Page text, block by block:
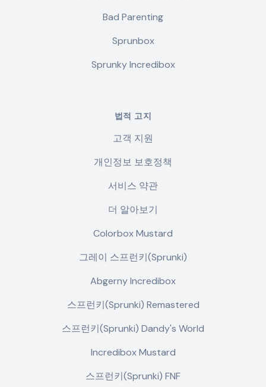
Bad Parenting
Sprunbox
Sprunky Incredibox
법적 고지
고객 지원
개인정보 보호정책
서비스 약관
더 알아보기
Colorbox Mustard
그레이 스프런키(Sprunki)
Abgerny Incredibox
스프런키(Sprunki) Remastered
스프런키(Sprunki) Dandy's World
Incredibox Mustard
스프런키(Sprunki) FNF